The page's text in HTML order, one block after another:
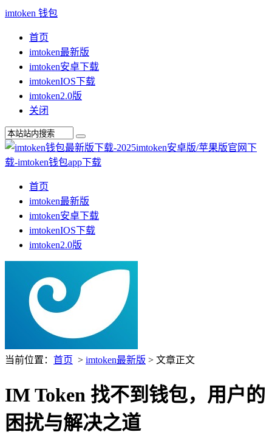
imtoken 钱包
首页
imtoken最新版
imtoken安卓下载
imtokenIOS下载
imtoken2.0版
关闭
首页
imtoken最新版
imtoken安卓下载
imtokenIOS下载
imtoken2.0版
当前位置： 首页 > imtoken最新版 > 文章正文
IM Token 找不到钱包，用户的
困扰与解决之道